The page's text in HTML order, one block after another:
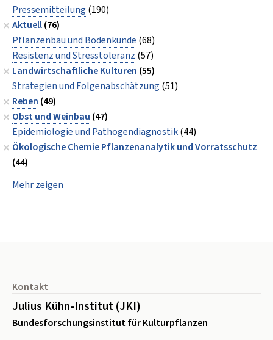
Pressemitteilung (190)
Aktuell(76)
Pflanzenbau und Bodenkunde (68)
Resistenz und Stresstoleranz (57)
Landwirtschaftliche Kulturen (55)
Strategien und Folgenabschätzung (51)
Reben (49)
Obst und Weinbau (47)
Epidemiologie und Pathogendiagnostik(44)
Ökologische Chemie Pflanzenanalytik und Vorratsschutz
(44)
Mehr zeigen
Kontakt
Julius Kühn-Institut (JKI)
Bundesforschungsinstitut für Kulturpflanzen